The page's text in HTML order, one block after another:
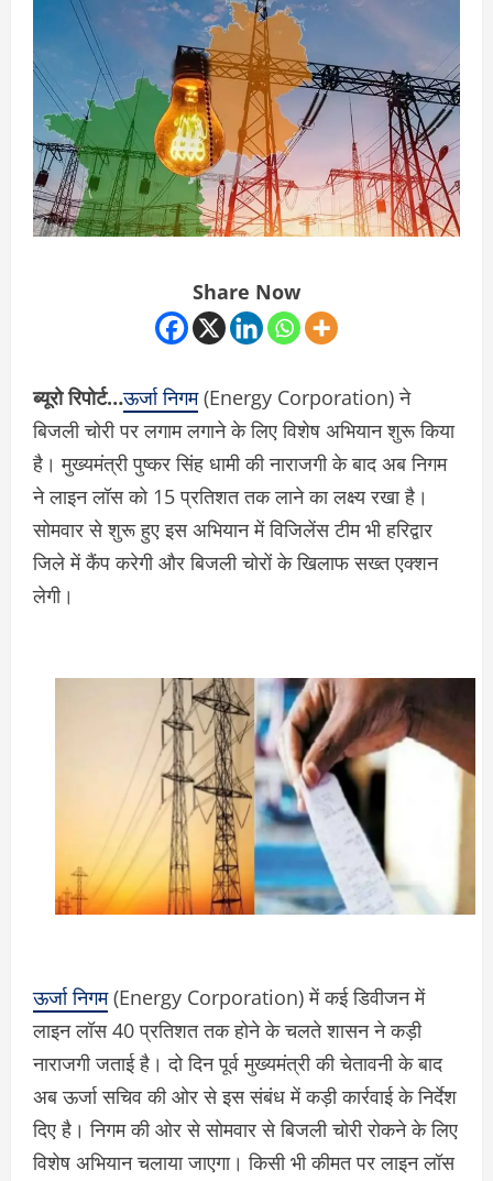
Share Now
ब्यूरो रिपोर्ट…ऊर्जा निगम(Energy Corporation) ने
बिजली चोरी पर लगाम लगाने के लिए विशेष अभियान शुरू किया
है। मुख्यमंत्री पुष्कर सिंह धामी की नाराजगी के बाद अब निगम
ने लाइन लॉस को 15 प्रतिशत तक लाने का लक्ष्य रखा है।
सोमवार से शुरू हुए इस अभियान में विजिलेंस टीम भी हरिद्वार
जिले में कैंप करेगी और बिजली चोरों के खिलाफ सख्त एक्शन
लेगी।
ऊर्जा निगम(Energy Corporation) में कई डिवीजन में
लाइन लॉस 40 प्रतिशत तक होने के चलते शासन ने कड़ी
नाराजगी जताई है। दो दिन पूर्व मुख्यमंत्री की चेतावनी के बाद
अब ऊर्जा सचिव की ओर से इस संबंध में कड़ी कार्रवाई के निर्देश
दिए है। निगम की ओर से सोमवार से बिजली चोरी रोकने के लिए
विशेष अभियान चलाया जाएगा। किसी भी कीमत पर लाइन लॉस